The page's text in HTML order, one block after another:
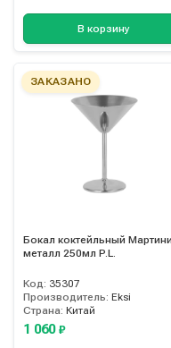
В корзину
ЗАКАЗАНО
Бокал коктейльный Мартини
металл 250мл P.L.
Код: 35307
Производитель: Eksi
Страна: Китай
1 060 ₽